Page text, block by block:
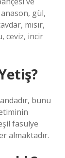
gül,
mısır,
ceviz, incir
bunu
fasulye
almaktadır.